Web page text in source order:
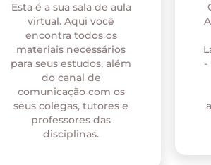
Esta é a sua sala de aula
virtual. Aqui você
encontra todos os
materiais necessários
para seus estudos, além
do canal de
comunicação com os
seus colegas, tutores e
professores das
disciplinas.
-